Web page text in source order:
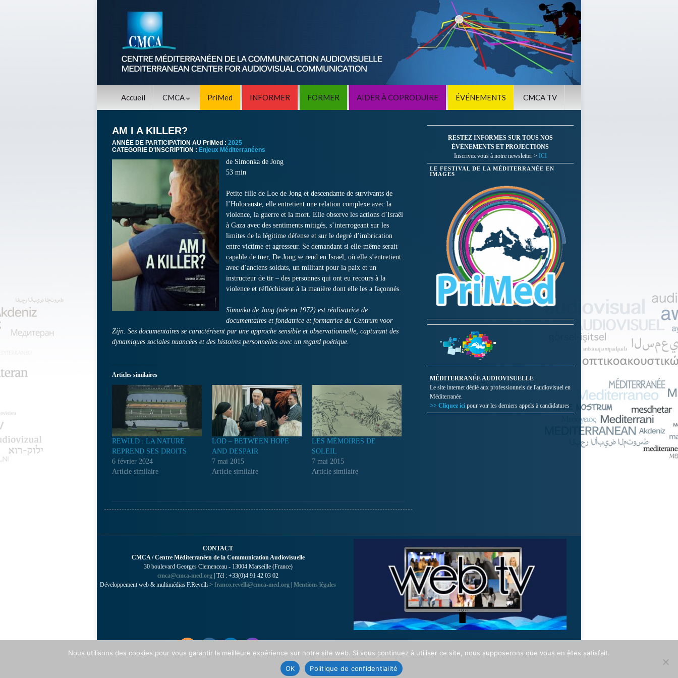
Accueil CMCA PriMed INFORMER FORMER AIDER À COPRODUIRE ÉVÉNEMENTS CMCA TV
AM I A KILLER?
ANNÈE DE PARTICIPATION AU PriMed : 2025
CATEGORIE D'INSCRIPTION : Enjeux Méditerranéens
de Simonka de Jong
53 min
Petite-fille de Loe de Jong et descendante de survivants de
l’Holocauste, elle entretient une relation complexe avec la
violence, la guerre et la mort. Elle observe les actions d’Israël
à Gaza avec des sentiments mitigés, s’interrogeant sur les
limites de la légitime défense et sur le degré d’imbrication
entre victime et agresseur. Se demandant si elle-même serait
capable de tuer, De Jong se rend en Israël, où elle s’entretient
avec d’anciens soldats, un militant pour la paix et un
instructeur de tir – des personnes qui ont eu recours à la
violence et réfléchissent à la manière dont elle les a façonnés.
Simonka de Jong (née en 1972) est réalisatrice de
documentaires et fondatrice et formatrice du Centrum voor
Zijn. Ses documentaires se caractérisent par une approche sensible et observationnelle, capturant des
dynamiques sociales nuancées et des histoires personnelles avec un regard poétique.
Articles similaires
REWILD : LA NATURE
REPREND SES DROITS
6 février 2024
Article similaire
LOD – BETWEEN HOPE
AND DESPAIR
7 mai 2015
Article similaire
LES MÉMOIRES DE
SOLEIL
7 mai 2015
Article similaire
RESTEZ INFORMES SUR TOUS NOS
ÉVÉNEMENTS ET PROJECTIONS
Inscrivez vous à notre newsletter > ICI
LE FESTIVAL DE LA MÉDITERRANÉE EN
IMAGES
MÉDITERRANÉE AUDIOVISUELLE
Le site internet dédié aux professionnels de l'audiovisuel en
Méditerranée.
>> Cliquez ici pour voir les derniers appels à candidatures
CONTACT
CMCA / Centre Méditerranéen de la Communication Audiovisuelle
30 boulevard Georges Clemenceau - 13004 Marseille (France)
cmca@cmca-med.org | Tél : +33(0)4 91 42 03 02
Développement web & multimédias F.Revelli > franco.revelli@cmca-med.org | Mentions légales
Nous utilisons des cookies pour vous garantir la meilleure expérience sur notre site web. Si vous continuez à utiliser ce site, nous supposerons que vous en êtes satisfait.
OK
Politique de confidentialité